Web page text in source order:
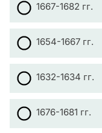
1667-1682 гг.
1654-1667 гг.
1632-1634 гг.
1676-1681 гг.